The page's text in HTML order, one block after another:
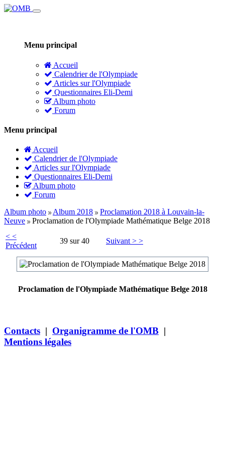
Menu principal
Accueil
Calendrier de l'Olympiade
Articles sur l'Olympiade
Questionnaires Eli-Demi
Album photo
Forum
Menu principal
Accueil
Calendrier de l'Olympiade
Articles sur l'Olympiade
Questionnaires Eli-Demi
Album photo
Forum
Album photo
Album 2018
Proclamation 2018 à Louvain-la-
Neuve
Proclamation de l'Olympiade Mathématique Belge 2018
< <
Précédent
39 sur 40 Suivant > >
Proclamation de l'Olympiade Mathématique Belge 2018
Contacts | Organigramme de l'OMB |
Mentions légales